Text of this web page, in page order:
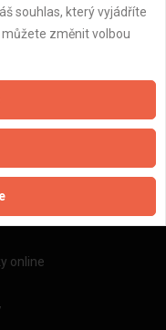
údajů
cookie
online
souhlas, který vyjádříte
můžete změnit volbou